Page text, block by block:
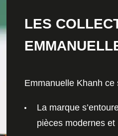
LES
Emmanuelle Khanh
La marque
pièces modernes et